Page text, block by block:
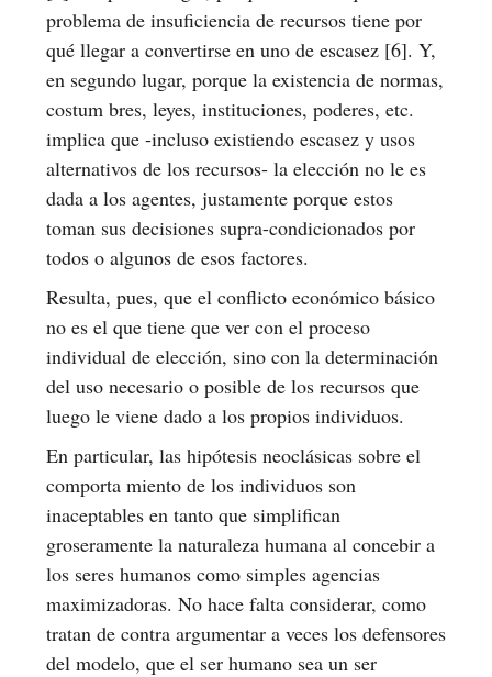
problema de insuficiencia de recursos tiene por
qué llegar a convertirse en uno de escasez [6]. Y,
en segundo lugar, porque la existencia de normas,
costum bres, leyes, instituciones, poderes, etc.
implica que -incluso existiendo escasez y usos
alternativos de los recursos- la elección no le es
dada a los agentes, justamente porque estos
toman sus decisiones supra-condicionados por
todos o algunos de esos factores.
Resulta, pues, que el conflicto económico básico
no es el que tiene que ver con el proceso
individual de elección, sino con la determinación
del uso necesario o posible de los recursos que
luego le viene dado a los propios individuos.
En particular, las hipótesis neoclásicas sobre el
comporta miento de los individuos son
inaceptables en tanto que simplifican
groseramente la naturaleza humana al concebir a
los seres humanos como simples agencias
maximizadoras. No hace falta considerar, como
tratan de contra argumentar a veces los defensores
del modelo, que el ser humano sea un ser